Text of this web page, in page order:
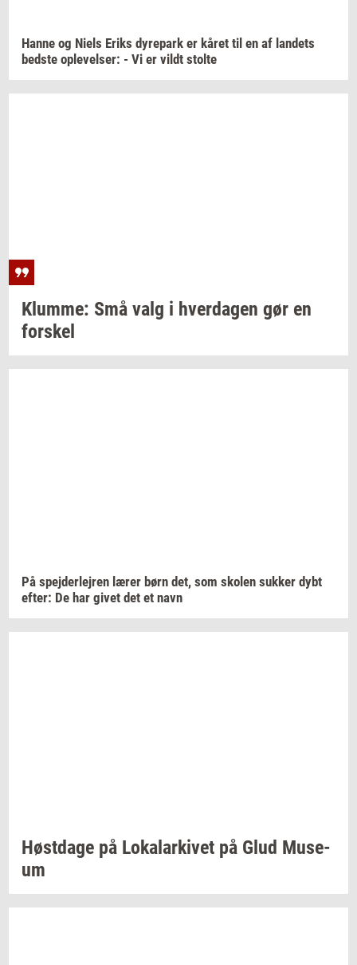
Hanne og Niels Eriks dy­re­park er kåret til en af lan­dets
bed­ste op­le­vel­ser: - Vi er vildt stol­te
Klum­me: Små valg i hver­da­gen gør en
for­skel
På spej­der­lej­ren lærer børn det, som sko­len suk­ker dybt
efter: De har givet det et navn
Høst­da­ge på Lo­ka­lar­ki­vet på Glud Mu­se­
um